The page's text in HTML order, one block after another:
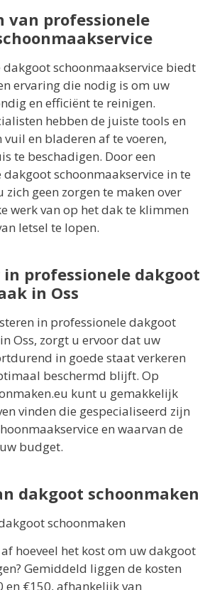
van professionele
dakgoot schoonmaakservice biedt
ervaring die nodig is om uw
en efficiënt te reinigen.
hebben de juiste tools en
en bladeren af te voeren,
te beschadigen. Door een
schoonmaakservice in te
zich geen zorgen te maken over
werk van op het dak te klimmen
letsel te lopen.
professionele dakgoot
in Oss
in professionele dakgoot
Oss, zorgt u ervoor dat uw
in goede staat verkeren
beschermd blijft. Op
kunt u gemakkelijk
vinden die gespecialiseerd zijn
en waarvan de
budget.
dakgoot schoonmaken
hoeveel het kost om uw dakgoot
Gemiddeld liggen de kosten
en €150, afhankelijk van